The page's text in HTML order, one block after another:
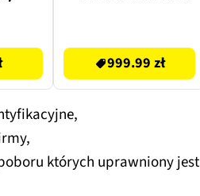
999.99 zł
których uprawniony jest